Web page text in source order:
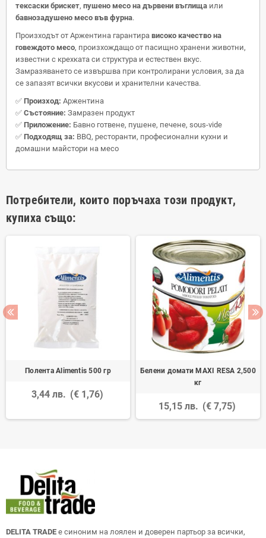
тексаски брискет, пушено месо на дървени въглища или
бавнозадушено месо във фурна.
Произходът от Аржентина гарантира високо качество на
говеждото месо, произхождащо от пасищно хранени животни,
известни с крехката си структура и естествен вкус.
Замразяването се извършва при контролирани условия, за да
се запазят всички вкусови и хранителни качества.
✅ Произход: Аржентина
✅ Състояние: Замразен продукт
✅ Приложение: Бавно готвене, пушене, печене, sous-vide
✅ Подходящ за: BBQ, ресторанти, професионални кухни и
домашни майстори на месо
Потребители, които поръчаха този продукт,
купиха също:
Полента Alimentis 500 гр
3,44 лв. (€ 1,76)
Белени домати MAXI RESA 2,500
кг
15,15 лв. (€ 7,75)
DELITA TRADE е синоним на лоялен и доверен партьор за всички,